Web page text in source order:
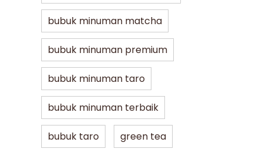
bubuk minuman matcha
bubuk minuman premium
bubuk minuman taro
bubuk minuman terbaik
bubuk taro green tea